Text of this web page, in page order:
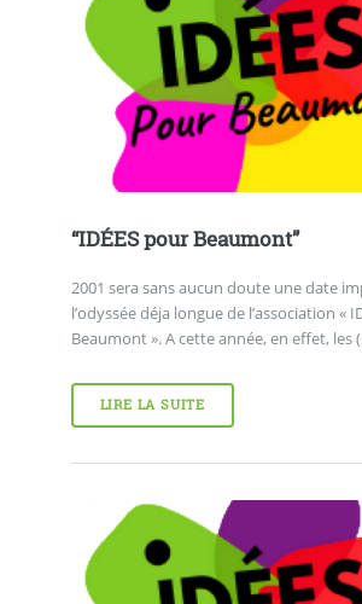
“IDÉES pour Beaumont”
2001 sera sans aucun doute une date
l’odyssée déja longue de l’association «
Beaumont ». A cette année, en effet, les
LIRE LA SUITE